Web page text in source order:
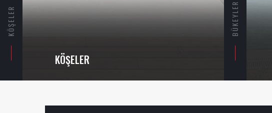
KÖŞELER
KÖŞELER
BÜKEYLER